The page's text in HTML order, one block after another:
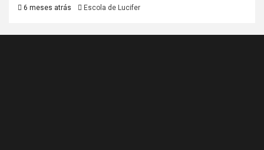
6 meses atrás Escola de Lucifer